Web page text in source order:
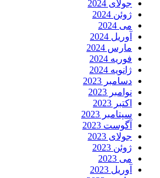
جولای 2024
ژوئن 2024
می 2024
آوریل 2024
مارس 2024
فوریه 2024
ژانویه 2024
دسامبر 2023
نوامبر 2023
اکتبر 2023
سپتامبر 2023
آگوست 2023
جولای 2023
ژوئن 2023
می 2023
آوریل 2023